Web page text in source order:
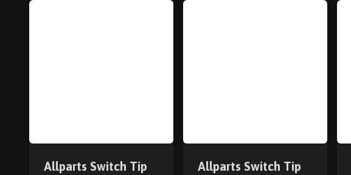
Allparts Switch Tip
Allparts Switch Tip